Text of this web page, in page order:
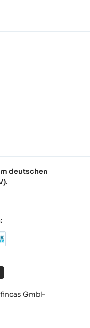
deutschen
GmbH